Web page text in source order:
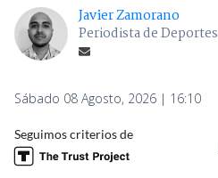
Javier Zamorano
Periodista de
Sábado 08 Agosto, 2026 | 16:10
Seguimos criterios de